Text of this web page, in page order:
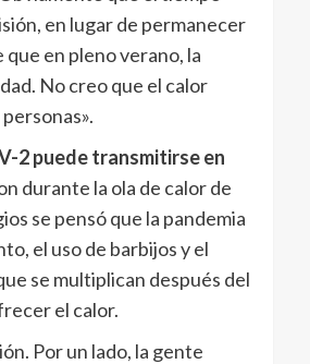
en lugar de permanecer
en pleno verano, la
No creo que el calor
2 puede transmitirse en
durante la ola de calor de
se pensó que la pandemia
el uso de barbijos y el
se multiplican después del
el calor.
Por un lado, la gente